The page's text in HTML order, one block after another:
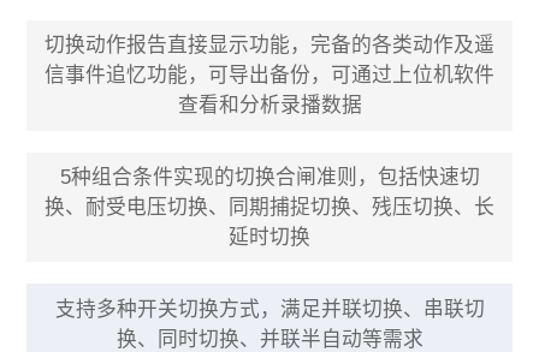
切换动作报告直接显示功能，完备的各类动作及遥
信事件追忆功能，可导出备份，可通过上位机软件
查看和分析录播数据
5种组合条件实现的切换合闸准则，包括快速切
换、耐受电压切换、同期捕捉切换、残压切换、长
延时切换
支持多种开关切换方式，满足并联切换、串联切
换、同时切换、并联半自动等需求